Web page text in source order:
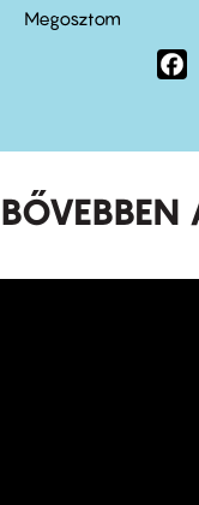
Megosztom
BŐVEBBEN